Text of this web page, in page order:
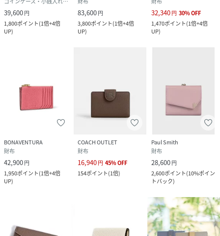
39,600円
1,800ポイント(1倍+4倍
UP)
83,600円
3,800ポイント(1倍+4倍
UP)
32,340円 30%OFF
1,470ポイント(1倍+4倍
UP)
BONAVENTURA
財布
42,900円
1,950ポイント(1倍+4倍
UP)
COACH OUTLET
財布
16,940円 45%OFF
154ポイント(1倍)
Paul Smith
財布
28,600円
2,600ポイント(10%ポイン
トバック)